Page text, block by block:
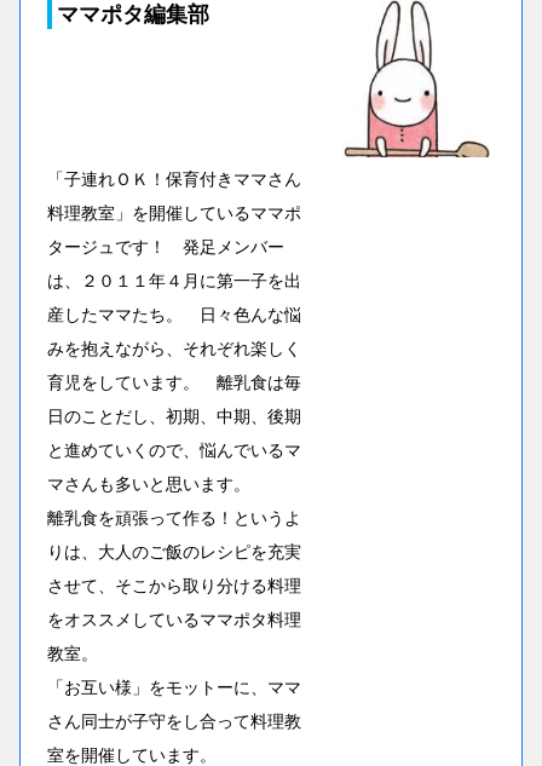
ママポタ編集部
「子連れＯＫ！保育付きママさん
料理教室」を開催しているママポ
タージュです！ 発足メンバー
は、２０１１年４月に第一子を出
産したママたち。 日々色んな悩
みを抱えながら、それぞれ楽しく
育児をしています。 離乳食は毎
日のことだし、初期、中期、後期
と進めていくので、悩んでいるマ
マさんも多いと思います。
離乳食を頑張って作る！というよ
りは、大人のご飯のレシピを充実
させて、そこから取り分ける料理
をオススメしているママポタ料理
教室。
「お互い様」をモットーに、ママ
さん同士が子守をし合って料理教
室を開催しています。